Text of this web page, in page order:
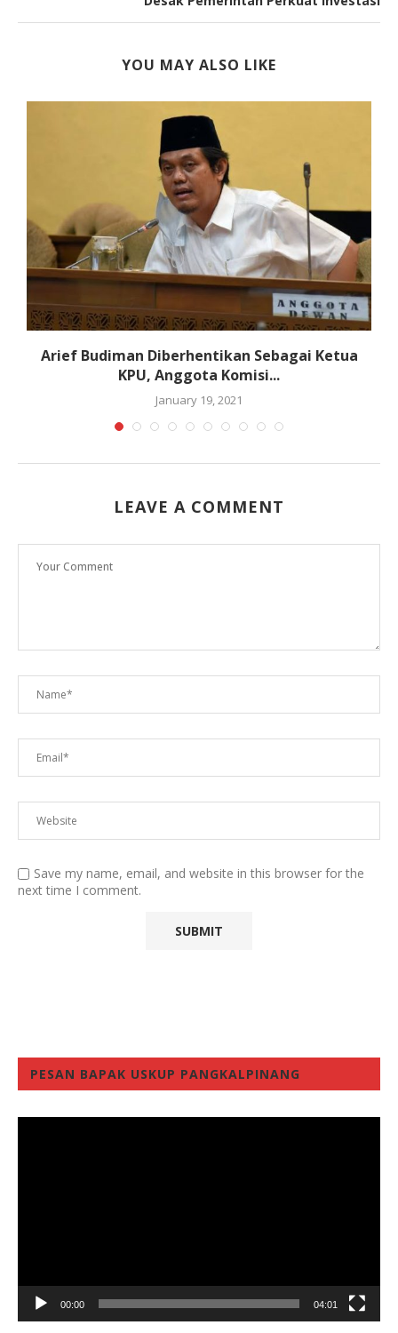
YOU MAY ALSO LIKE
Arief Budiman Diberhentikan Sebagai Ketua
KPU, Anggota Komisi...
January 19, 2021
LEAVE A COMMENT
Save my name, email, and website in this browser for the
next time I comment.
PESAN BAPAK USKUP PANGKALPINANG
00:00 04:01